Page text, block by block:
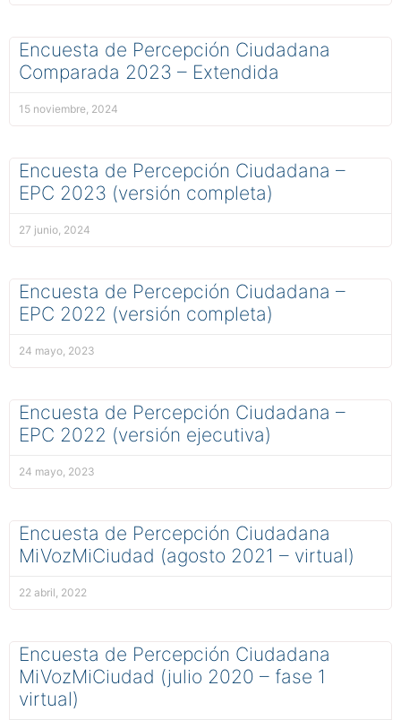
Encuesta de Percepción Ciudadana
Comparada 2023 – Extendida
15 noviembre, 2024
Encuesta de Percepción Ciudadana –
EPC 2023 (versión completa)
27 junio, 2024
Encuesta de Percepción Ciudadana –
EPC 2022 (versión completa)
24 mayo, 2023
Encuesta de Percepción Ciudadana –
EPC 2022 (versión ejecutiva)
24 mayo, 2023
Encuesta de Percepción Ciudadana
MiVozMiCiudad (agosto 2021 – virtual)
22 abril, 2022
Encuesta de Percepción Ciudadana
MiVozMiCiudad (julio 2020 – fase 1
virtual)